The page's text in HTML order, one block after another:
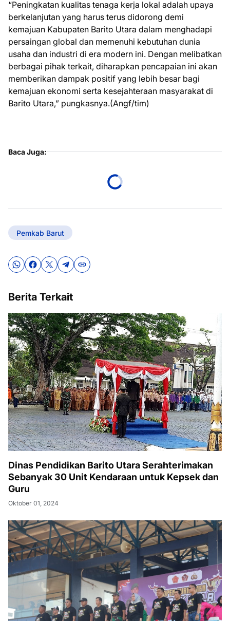
“Peningkatan kualitas tenaga kerja lokal adalah upaya
berkelanjutan yang harus terus didorong demi
kemajuan Kabupaten Barito Utara dalam menghadapi
persaingan global dan memenuhi kebutuhan dunia
usaha dan industri di era modern ini. Dengan melibatkan
berbagai pihak terkait, diharapkan pencapaian ini akan
memberikan dampak positif yang lebih besar bagi
kemajuan ekonomi serta kesejahteraan masyarakat di
Barito Utara,” pungkasnya.(Angf/tim)
Baca Juga:
Pemkab Barut
Berita Terkait
Dinas Pendidikan Barito Utara Serahterimakan
Sebanyak 30 Unit Kendaraan untuk Kepsek dan
Guru
Oktober 01, 2024